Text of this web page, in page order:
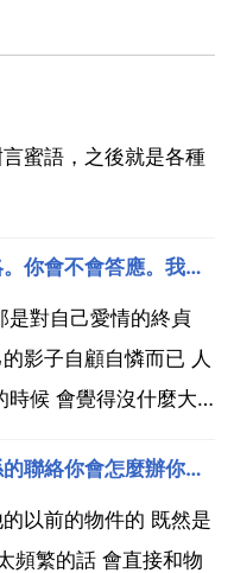
蜜語，之後就是各種
如果男友讓你半年不要和他聯絡。你會不會答應。我知道結局但是就是狠不下心去拋開那些美好回憶。以前別人
是對自己愛情的終貞
影子自顧自憐而已 人
時候 會覺得沒什麼大
你 你沒辦法 只能往下
那個人 失戀也只...
你物件和他前物件聯絡朋友關係的聯絡你會怎麼辦你會去找他前物件嗎不去找的話和慫不慫有關係嗎
以前的物件的 既然是
頻繁的話 會直接和物